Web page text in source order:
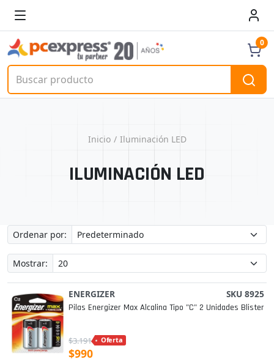
0
Inicio Iluminación LED
ILUMINACIÓN LED
Ordenar por:
Mostrar:
ENERGIZER SKU 8925
Pilas Energizer Max Alcalina Tipo "c" 2 Unidades Blister
$3.191 Oferta
$990